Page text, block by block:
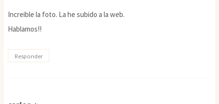
Increible la foto. La he subido a la web.
Hablamos!!
Responder